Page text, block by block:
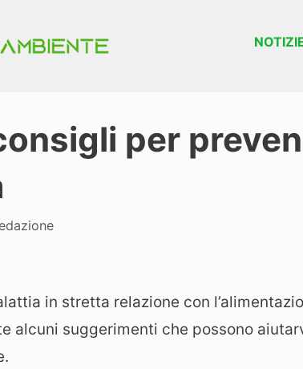
per
in stretta relazione con
alcuni suggerimenti che possono